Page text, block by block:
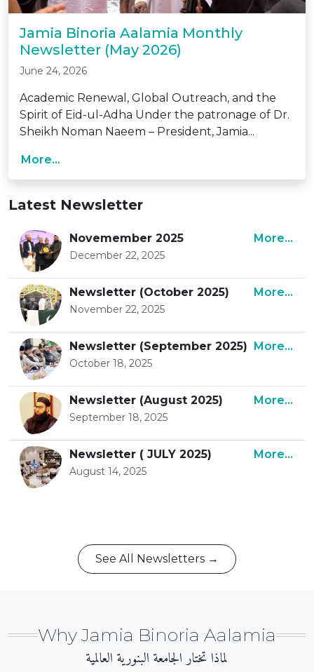
Jamia Binoria Aalamia Monthly
Newsletter (May 2026)
June 24, 2026
Academic Renewal, Global Outreach, and the
Spirit of Eid-ul-Adha Under the patronage of Dr.
Sheikh Noman Naeem – President, Jamia...
More...
Latest Newsletter
Novemember 2025
December 22, 2025
More...
Newsletter (October 2025)
November 22, 2025
More...
Newsletter (September 2025)
October 18, 2025
More...
Newsletter (August 2025)
September 18, 2025
More...
Newsletter ( JULY 2025)
August 14, 2025
More...
See All Newsletters →
Why Jamia Binoria Aalamia
لماذا تختار الجامعة البنوریة العالمیة